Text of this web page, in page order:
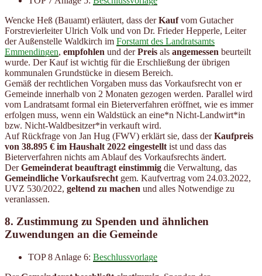
Wencke Heß (Bauamt) erläutert, dass derKaufvom Gutacher
Forstrevierleiter Ulrich Volk und von Dr. Frieder Hepperle, Leiter
der Außenstelle Waldkirch im Forstamt des Landratsamts
Emmendingen, empfohlen und derPreis als angemessen beurteilt
wurde. Der Kauf ist wichtig für die Erschließung der übrigen
kommunalen Grundstücke in diesem Bereich.
Gemäß der rechtlichen Vorgaben muss das Vorkaufsrecht von er
Gemeinde innerhalb von 2 Monaten gezogen werden. Parallel wird
vom Landratsamt formal ein Bieterverfahren eröffnet, wie es immer
erfolgen muss, wenn ein Waldstück an eine*n Nicht-Landwirt*in
bzw. Nicht-Waldbesitzer*in verkauft wird.
Auf Rückfrage von Jan Hug (FWV) erklärt sie, dass derKaufpreis
von 38.895 € im Haushalt 2022 eingestellt ist und dass das
Bieterverfahren nichts am Ablauf des Vorkaufsrechts ändert.
DerGemeinderat beauftragt einstimmig die Verwaltung, das
Gemeindliche Vorkaufsrecht gem. Kaufvertrag vom 24.03.2022,
UVZ 530/2022, geltend zu machen und alles Notwendige zu
veranlassen.
8. Zustimmung zu Spenden und ähnlichen
Zuwendungen an die Gemeinde
TOP 8 Anlage 6: Beschlussvorlage